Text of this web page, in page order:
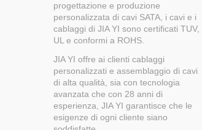
progettazione e produzione
personalizzata di cavi SATA, i cavi e i
cablaggi di JIA YI sono certificati TUV,
UL e conformi a ROHS.
JIA YI offre ai clienti cablaggi
personalizzati e assemblaggio di cavi
di alta qualità, sia con tecnologia
avanzata che con 28 anni di
esperienza, JIA YI garantisce che le
esigenze di ogni cliente siano